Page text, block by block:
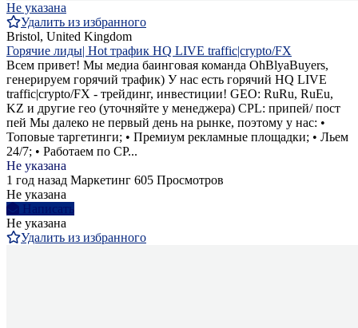
Не указана
Удалить из избранного
Bristol, United Kingdom
Горячие лиды| Hot трафик HQ LIVE traffic|crypto/FX
Всем привет! Мы медиа баинговая команда OhBlyaBuyers,
генерируем горячий трафик) У нас есть горячий HQ LIVE
traffic|crypto/FX - трейдинг, инвестиции! GEO: RuRu, RuEu,
KZ и другие гео (уточняйте у менеджера) CPL: припей/ пост
пей Мы далеко не первый день на рынке, поэтому у нас: •
Топовые таргетинги; • Премиум рекламные площадки; • Льем
24/7; • Работаем по CP...
Не указана
1 год назад Маркетинг 605 Просмотров
Не указана
Написать
Не указана
Удалить из избранного